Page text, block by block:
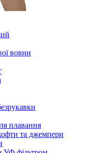
вовни
плавання
та джемпери